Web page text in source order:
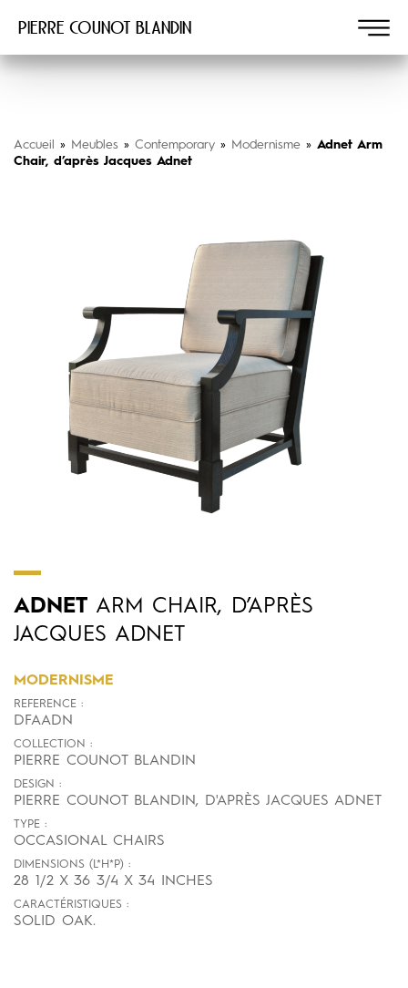
Pierre COUNOT BLANDIN
Accueil » Meubles » Contemporary » Modernisme » Adnet Arm
Chair, d’après Jacques Adnet
ADNET ARM CHAIR, D’APRÈS
JACQUES ADNET
MODERNISME
REFERENCE :
DFAADN
COLLECTION :
PIERRE COUNOT BLANDIN
DESIGN :
PIERRE COUNOT BLANDIN, D'APRÈS JACQUES ADNET
TYPE :
OCCASIONAL CHAIRS
DIMENSIONS (L*H*P) :
28 1/2 X 36 3/4 X 34 INCHES
CARACTÉRISTIQUES :
SOLID OAK.